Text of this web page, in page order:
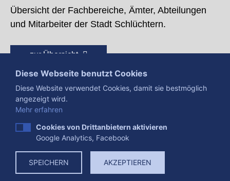
Übersicht der Fachbereiche, Ämter, Abteilungen
und Mitarbeiter der Stadt Schlüchtern.
zur Übersicht
Presse Impressum
Datenschutzerklärung
Datenverarbeitung
Cookies
Diese Webseite benutzt Cookies
Diese Website verwendet Cookies, damit sie bestmöglich
angezeigt wird.
Mehr erfahren
Cookies von Drittanbietern aktivieren
Google Analytics, Facebook
SPEICHERN AKZEPTIEREN